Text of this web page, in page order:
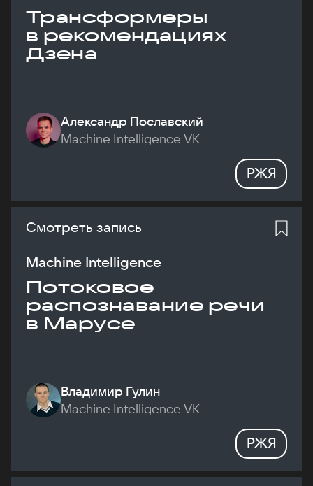
Трансформеры
в рекомендациях
Дзена
Александр Пославский
Machine Intelligence VK
РЖЯ
Смотреть запись
Machine Intelligence
Потоковое
распознавание речи
в Марусе
Владимир Гулин
Machine Intelligence VK
РЖЯ